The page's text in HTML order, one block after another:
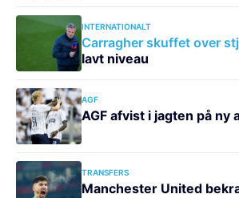
INTERNATIONALT
Carragher skuffet over
lavt niveau
AGF
AGF afvist i jagten på ny
TRANSFERS
Manchester United